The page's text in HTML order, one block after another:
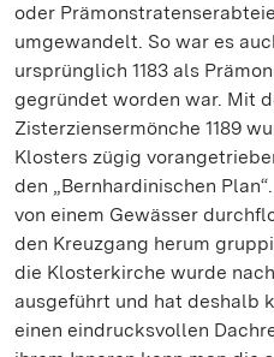
oder
umgewandelt. So war es
ursprünglich 1183 als
gegründet worden war. Mit
Zisterziensermönche 1189
Klosters zügig
den „Bernhardinischen
von einem Gewässer
den Kreuzgang herum
die Klosterkirche wurde
ausgeführt und hat deshalb
einen eindrucksvollen